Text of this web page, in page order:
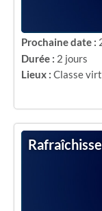
Prochaine date :
Durée : 2 jours
Lieux : Classe